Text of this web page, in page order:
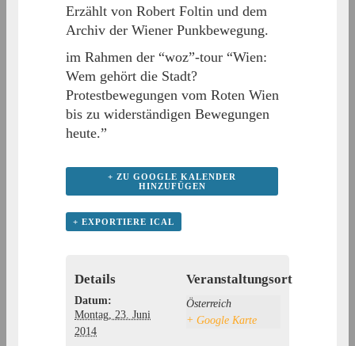
Erzählt von Robert Foltin und dem
Archiv der Wiener Punkbewegung.
im Rahmen der “woz”-tour “Wien:
Wem gehört die Stadt?
Protestbewegungen vom Roten Wien
bis zu widerständigen Bewegungen
heute.”
+ ZU GOOGLE KALENDER
HINZUFÜGEN
+ EXPORTIERE ICAL
Details
Datum:
Montag, 23. Juni
2014
Veranstaltungsort
Österreich
+ Google Karte